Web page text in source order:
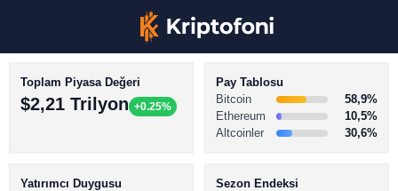
BİTCOİN HABERLERİ
Toplam Piyasa Değeri
$2,21 Trilyon +0.25%
Pay Tablosu
Bitcoin
58,9%
Ethereum
10,5%
Altcoinler
30,6%
Yatırımcı Duygusu
Sezon Endeksi